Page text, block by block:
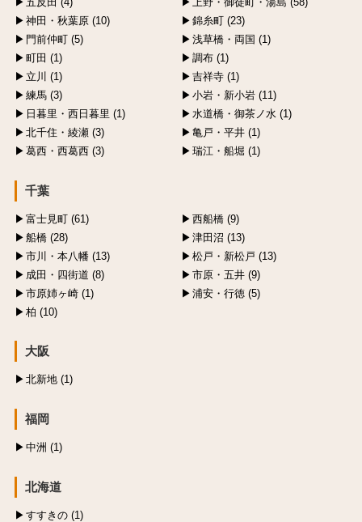
神田・秋葉原 (10)
錦糸町 (23)
門前仲町 (5)
浅草橋・両国 (1)
町田 (1)
調布 (1)
立川 (1)
吉祥寺 (1)
練馬 (3)
小岩・新小岩 (11)
日暮里・西日暮里 (1)
水道橋・御茶ノ水 (1)
北千住・綾瀬 (3)
亀戸・平井 (1)
葛西・西葛西 (3)
瑞江・船堀 (1)
千葉
富士見町 (61)
西船橋 (9)
船橋 (28)
津田沼 (13)
市川・本八幡 (13)
松戸・新松戸 (13)
成田・四街道 (8)
市原・五井 (9)
市原姉ヶ崎 (1)
浦安・行徳 (5)
柏 (10)
大阪
北新地 (1)
福岡
中洲 (1)
北海道
すすきの (1)